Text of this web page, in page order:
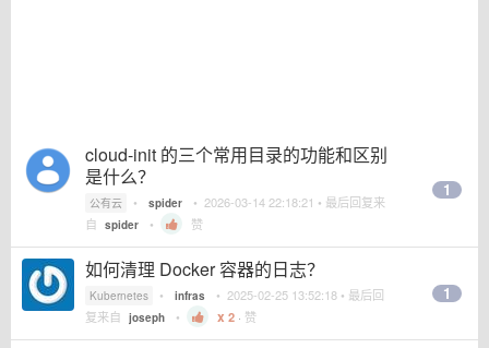
cloud-init 的三个常用目录的功能和区别
是什么？
公有云 • spider • 2026-03-14 22:18:21 • 最后回复来
自 spider • 赞
1
如何清理 Docker 容器的日志？
Kubernetes • infras • 2025-02-25 13:52:18 • 最后回
复来自 joseph • 2 · 赞
1